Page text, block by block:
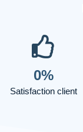
Satisfaction client
0%